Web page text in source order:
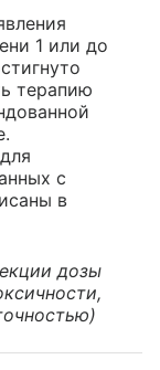
1 или до
терапию
с
в
дозы